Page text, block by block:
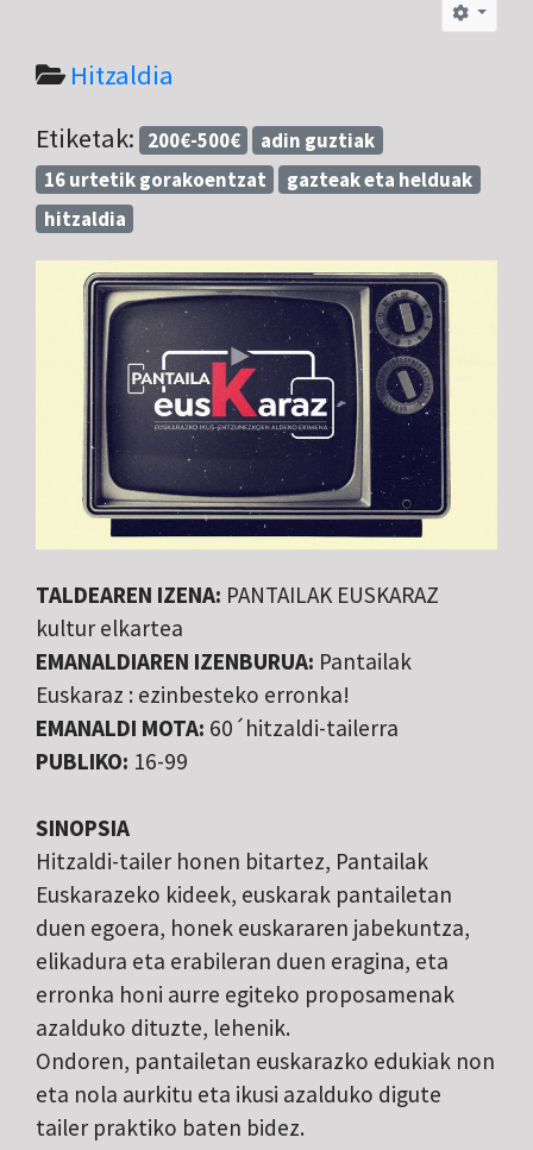
Hitzaldia
Etiketak: 200€-500€
adin guztiak
16 urtetik gorakoentzat
gazteak eta helduak
hitzaldia
TALDEAREN IZENA: PANTAILAK EUSKARAZ
kultur elkartea
EMANALDIAREN IZENBURUA: Pantailak
Euskaraz : ezinbesteko erronka!
EMANALDI MOTA: 60´hitzaldi-tailerra
PUBLIKO: 16-99
SINOPSIA
Hitzaldi-tailer honen bitartez, Pantailak
Euskarazeko kideek, euskarak pantailetan
duen egoera, honek euskararen jabekuntza,
elikadura eta erabileran duen eragina, eta
erronka honi aurre egiteko proposamenak
azalduko dituzte, lehenik.
Ondoren, pantailetan euskarazko edukiak non
eta nola aurkitu eta ikusi azalduko digute
tailer praktiko baten bidez.